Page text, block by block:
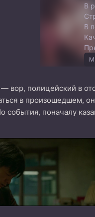
В
В
вор, полицейский в
в произошедшем,
события, поначалу